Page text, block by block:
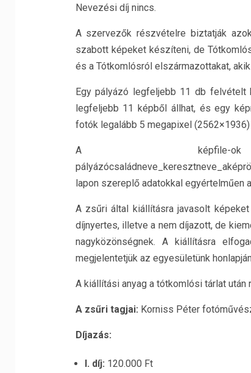
Nevezési díj nincs.
A szervezők részvételre biztatják
szabott képeket készíteni, de
és a Tótkomlósról elszármazottakat,
Egy pályázó legfeljebb 11 db felvételt
legfeljebb 11 képből állhat, és egy
fotók legalább 5 megapixel
A képfile-
lapon szereplő adatokkal egyértelműen
A zsűri által kiállításra javasolt
díjnyertes, illetve a nem díjazott, de
nagyközönségnek. A kiállításra
megjelentetjük az egyesületünk
A kiállítási anyag a tótkomlósi tárlat
A zsűri tagjai: Korniss Péter
Díjazás:
l. díj: 120.000 Ft